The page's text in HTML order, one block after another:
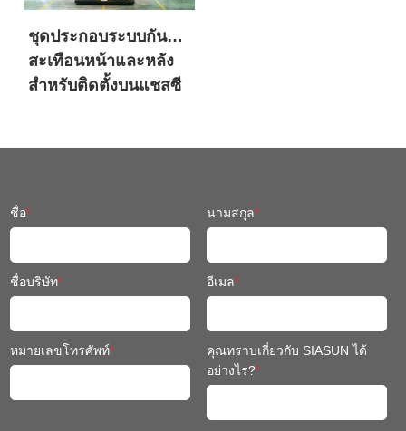
ชุดประกอบระบบกัน
สะเทือนหน้าและหลัง
สำหรับติดตั้งบนแชสซี
ชื่อ* นามสกุล*
ชื่อบริษัท* อีเมล*
หมายเลขโทรศัพท์*
คุณทราบเกี่ยวกับ SIASUN ได้
อย่างไร?*